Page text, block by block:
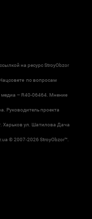
на ресурс StroyObzor
по вопросам
– R40-06464. Мнение
Руководитель проекта
Харьков ул. Шатилова Дача
© 2007-2026 StroyObzor™.